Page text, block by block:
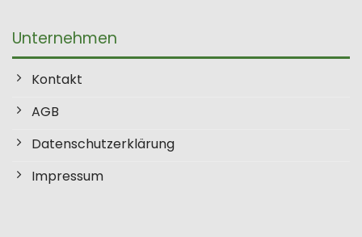
Unternehmen
Kontakt
AGB
Datenschutzerklärung
Impressum